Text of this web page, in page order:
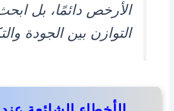
الأرخص دائمًا، بل
التوازن بين الجودة